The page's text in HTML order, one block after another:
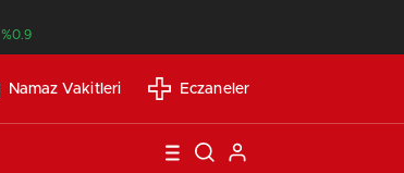
%0.9
Namaz Vakitleri Eczaneler